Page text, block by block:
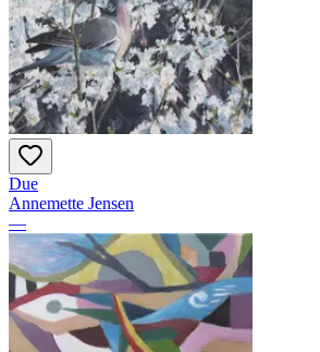
Due
Annemette Jensen
—